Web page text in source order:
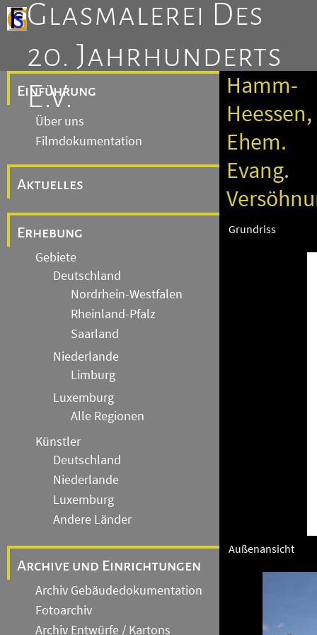
Glasmalerei Des
20. Jahrhunderts
E.V.
Einführung
Über uns
Filmdokumentation
Aktuelles
Erhebung
Gebiete
Deutschland
Nordrhein-Westfalen
Rheinland-Pfalz
Saarland
Niederlande
Limburg
Luxemburg
Alle Regionen
Künstler
Deutschland
Niederlande
Luxemburg
Andere Länder
Archive und Einrichtungen
Archiv Gebäudedokumentation
Fotoarchiv
Archiv Entwürfe / Kartons
Hamm-
Heessen,
Ehem.
Evang.
Grundriss
Außenansicht